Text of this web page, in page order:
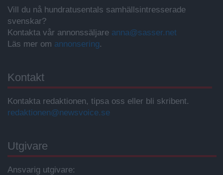
Vill du nå hundratusentals samhällsintresserade
svenskar?
Kontakta vår annonssäljare anna@sasser.net
Läs mer om annonsering.
Kontakt
Kontakta redaktionen, tipsa oss eller bli skribent.
redaktionen@newsvoice.se
Utgivare
Ansvarig utgivare: